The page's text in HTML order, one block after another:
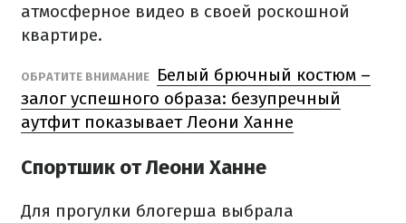
атмосферное видео в своей роскошной
квартире.
ОБРАТИТЕ ВНИМАНИЕ
Белый брючный костюм –
залог успешного образа: безупречный
аутфит показывает Леони Ханне
Спортшик от Леони Ханне
Для прогулки блогерша выбрала